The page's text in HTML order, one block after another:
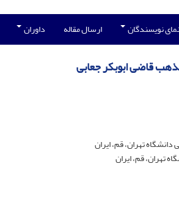
نویسندگان ارسال مقاله داوران
قاضی ابوبکر جعابی
تهران، قم، ایران
تهران، قم، ایران